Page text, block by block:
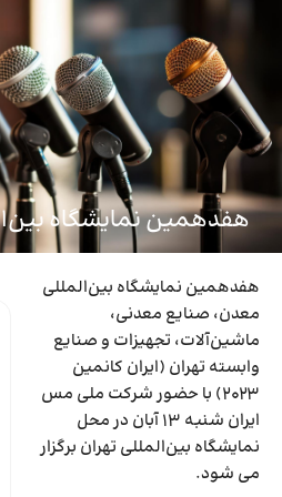
ماینتک
هفدهمین نمایشگاه
هفدهمین نمایشگاه بین‌المللی
معدن، صنایع معدنی،
ماشین‌آلات، تجهیزات و صنایع
وابسته تهران (ایران کانمین
2023) با حضور شرکت ملی مس
ایران شنبه 13 آبان در محل
نمایشگاه بین‌المللی تهران برگزار
می شود.